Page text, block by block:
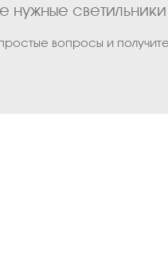
нужные
вопросы и